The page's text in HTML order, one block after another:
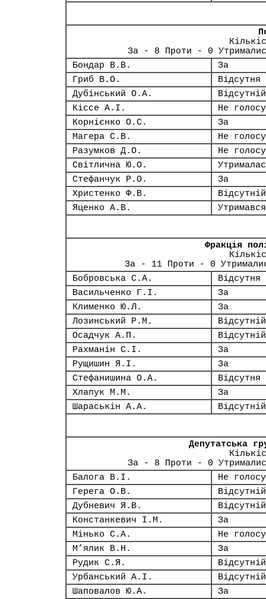
За - 8 Проти - 0
Бондар В.В.
За
Гриб В.О.
Відсутня
Дубінський О.А.
Відсутній
Кіссе А.І.
Не
Корнієнко О.С.
За
Магера С.В.
Не
Разумков Д.О.
Не
Світлична Ю.О.
Стефанчук Р.О.
За
Христенко Ф.В.
Відсутній
Яценко А.В.
Утримався
Фракція
За - 11 Проти - 0
Бобровська С.А.
Відсутня
Васильченко Г.І.
За
Клименко Ю.Л.
За
Лозинський Р.М.
Відсутній
Осадчук А.П.
Відсутній
Рахманін С.І.
За
Рущишин Я.І.
За
Стефанишина О.А.
Відсутня
Хлапук М.М.
За
Шараськін А.А.
Відсутній
Депутатська
За - 8 Проти - 0
Балога В.І.
Не
Герега О.В.
Відсутній
Дубневич Я.В.
Відсутній
Констанкевич І.М.
За
Мінько С.А.
Не
М’ялик В.Н.
За
Рудик С.Я.
Відсутній
Урбанський А.І.
Відсутній
Шаповалов Ю.А.
За